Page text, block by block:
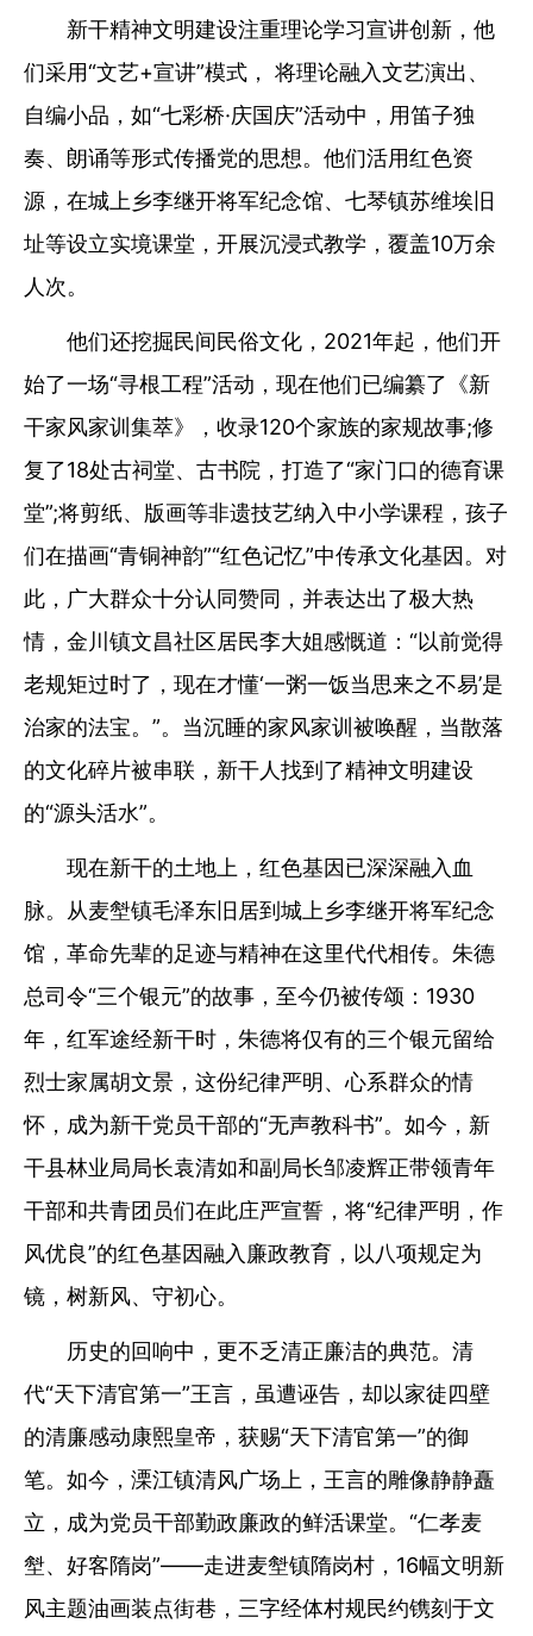
新干精神文明建设注重理论学习宣讲创新，他
们采用“文艺+宣讲”模式， 将理论融入文艺演出、
自编小品，如“七彩桥·庆国庆”活动中，用笛子独
奏、朗诵等形式传播党的思想。他们活用红色资
源，在城上乡李继开将军纪念馆、七琴镇苏维埃旧
址等设立实境课堂，开展沉浸式教学，覆盖10万余
人次。
他们还挖掘民间民俗文化，2021年起，他们开
始了一场“寻根工程”活动，现在他们已编纂了《新
干家风家训集萃》，收录120个家族的家规故事;修
复了18处古祠堂、古书院，打造了“家门口的德育课
堂”;将剪纸、版画等非遗技艺纳入中小学课程，孩子
们在描画“青铜神韵”“红色记忆”中传承文化基因。对
此，广大群众十分认同赞同，并表达出了极大热
情，金川镇文昌社区居民李大姐感慨道：“以前觉得
老规矩过时了，现在才懂‘一粥一饭当思来之不易’是
治家的法宝。”。当沉睡的家风家训被唤醒，当散落
的文化碎片被串联，新干人找到了精神文明建设
的“源头活水”。
现在新干的土地上，红色基因已深深融入血
脉。从麦㙦镇毛泽东旧居到城上乡李继开将军纪念
馆，革命先辈的足迹与精神在这里代代相传。朱德
总司令“三个银元”的故事，至今仍被传颂：1930
年，红军途经新干时，朱德将仅有的三个银元留给
烈士家属胡文景，这份纪律严明、心系群众的情
怀，成为新干党员干部的“无声教科书”。如今，新
干县林业局局长袁清如和副局长邹凌辉正带领青年
干部和共青团员们在此庄严宣誓，将“纪律严明，作
风优良”的红色基因融入廉政教育，以八项规定为
镜，树新风、守初心。
历史的回响中，更不乏清正廉洁的典范。清
代“天下清官第一”王言，虽遭诬告，却以家徒四壁
的清廉感动康熙皇帝，获赐“天下清官第一”的御
笔。如今，溧江镇清风广场上，王言的雕像静静矗
立，成为党员干部勤政廉政的鲜活课堂。“仁孝麦
㙦、好客隋岗”——走进麦㙦镇隋岗村，16幅文明新
风主题油画装点街巷，三字经体村规民约镌刻于文